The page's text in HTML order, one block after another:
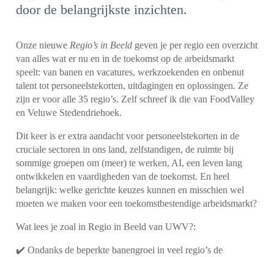
door de belangrijkste inzichten.
Onze nieuwe Regio’s in Beeld geven je per regio een overzicht
van alles wat er nu en in de toekomst op de arbeidsmarkt
speelt: van banen envacatures, werkzoekenden en onbenut
talent tot personeelstekorten, uitdagingen en oplossingen. Ze
zijn er voor alle 35 regio’s. Zelf schreef ik die van FoodValley
en Veluwe Stedendriehoek.
Dit keer is er extra aandacht voor personeelstekorten in de
cruciale sectoren in ons land, zelfstandigen, de ruimte bij
sommige groepen om (meer) te werken, AI, een leven lang
ontwikkelen en vaardigheden van de toekomst. En heel
belangrijk: welke gerichte keuzes kunnen en misschien wel
moeten we maken voor een toekomstbestendige arbeidsmarkt?
Wat lees je zoal in Regio in Beeld van UWV?:
✔️ Ondanks de beperkte banengroei in veel regio’s de